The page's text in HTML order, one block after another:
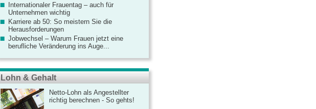
Internationaler Frauentag – auch für
Unternehmen wichtig
Karriere ab 50: So meistern Sie die
Herausforderungen
Jobwechsel – Warum Frauen jetzt eine
berufliche Veränderung ins Auge...
Lohn & Gehalt
Netto-Lohn als Angestellter
richtig berechnen - So gehts!